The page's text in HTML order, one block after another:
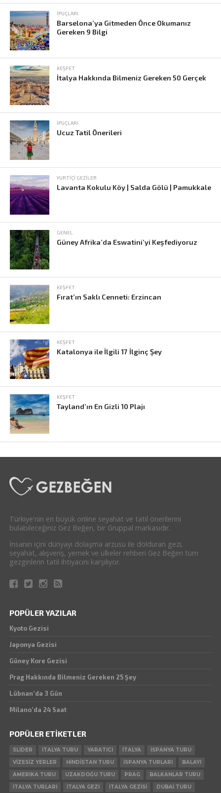
İPUÇLARI
Barselona’ya Gitmeden Önce Okumanız
Gereken 9 Bilgi
KEŞFET
İtalya Hakkında Bilmeniz Gereken 50 Gerçek
İPUÇLARI
Ucuz Tatil Önerileri
YURTIÇI GEZILER
Lavanta Kokulu Köy | Salda Gölü | Pamukkale
GENEL
Güney Afrika’da Eswatini’yi Keşfediyoruz
KEŞFET
Fırat’ın Saklı Cenneti: Erzincan
KEŞFET
Katalonya ile İlgili 17 İlginç Şey
KEŞFET
Tayland’ın En Gizli 10 Plajı
Türkiye'nin en büyük online seyahat ve tatil önerilerini
bulabileceğiniz Gez Beğen, bir Gruppal markasıdır.
İnsanın içini dünyayı dolaşma arzusu ile dolduran gezi,
seyahat, alışveriş, yemek ve ülkeler rehberi Gez Beğen tüm
gezginlerin tatil ihtiyacını karşılıyor.
POPÜLER YAZILAR
Kyoto Gezisi
Japonya Gezisi
Güney Kore Gezisi
Prag Hakkında Bilmeniz Gereken 25 Şey
Lübnan’da 3 Gün
Milano’da 24 Saat
POPÜLER ETIKETLER
SLIDER ITALYA TURU YARATICI ITALYA
ISPANYA TURU
VIZESIZ YERLER
HINDISTAN TURU ISPANYA TURLARI
BALAYI
AMERIKA TURU
UZAKDOĞU TURU PRAG
BALKANLAR TURU
ITALYA TURLARI
ITALYA GEZI ITALYA GEZISI DUBAI TURU